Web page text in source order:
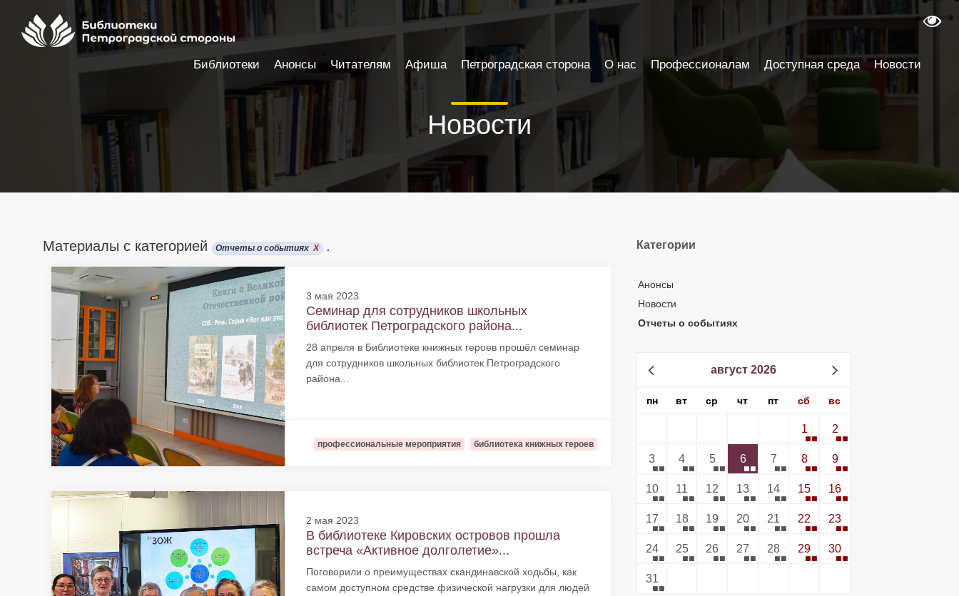
Новости
Материалы с категорией Отчеты о событиях X .
3 мая 2023
Семинар для сотрудников школьных
библиотек Петроградского района...
28 апреля в Библиотеке книжных героев прошёл семинар
для сотрудников школьных библиотек Петроградского
района...
профессиональные мероприятия библиотека книжных героев
2 мая 2023
В библиотеке Кировских островов прошла
встреча «Активное долголетие»...
Поговорили о преимуществах скандинавской ходьбы, как
самом доступном средстве физической нагрузки для людей
Категории
Анонсы
Новости
Отчеты о событиях
август 2026
пн вт ср чт пт сб вс
1 2
3 4 5 6 7 8 9
10 11 12 13 14 15 16
17 18 19 20 21 22 23
24 25 26 27 28 29 30
31
Библиотеки Анонсы Читателям Афиша Петроградская сторона О нас Профессионалам Доступная среда Новости
Настройки доступности